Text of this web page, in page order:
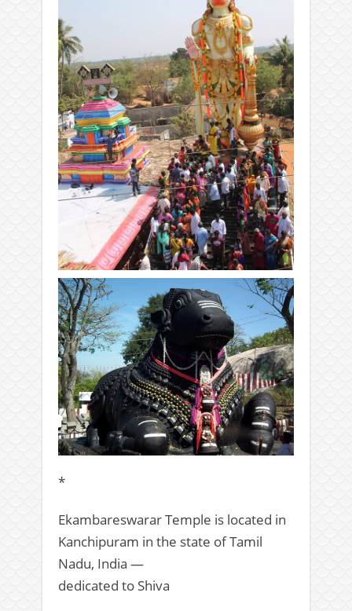
*
Ekambareswarar Temple is located in
Kanchipuram in the state of Tamil
Nadu, India —
dedicated to Shiva